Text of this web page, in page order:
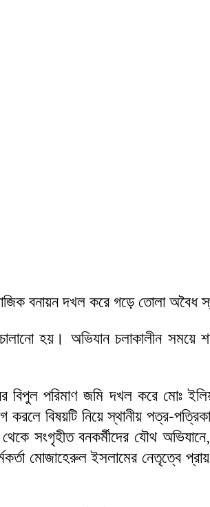
বনায়ন দখল করে গড়ে তোলা অবৈধ
হয়। অভিযান চলাকালীন সময়ে
বিপুল পরিমাণ জমি দখল করে মোঃ
বিষয়টি নিয়ে স্থানীয় পত্র-
সংগৃহীত বনকর্মীদের যৌথ
মোজাহেরুল ইসলামের নেতৃত্বে